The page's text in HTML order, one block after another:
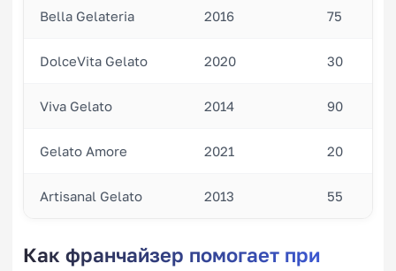
Bella Gelateria 2016 75
DolceVita Gelato 2020 30
Viva Gelato 2014 90
Gelato Amore 2021 20
Artisanal Gelato 2013 55
Как франчайзер помогает при